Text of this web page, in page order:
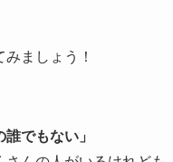
ましょう！
でもない」